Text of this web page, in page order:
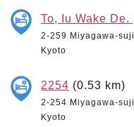
To, Iu Wake
2-259 Miyagawa-
Kyoto
2254 (0.53 km)
2-254 Miyagawa-
Kyoto